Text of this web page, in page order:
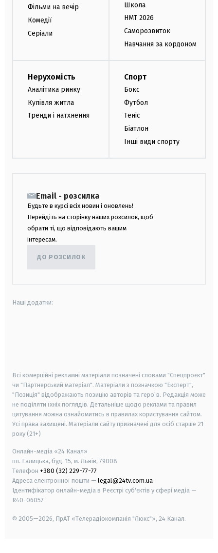
Фільми на вечір
Комедії
Серіали
Школа
НМТ 2026
Саморозвиток
Навчання за кордоном
Нерухомість
Аналітика ринку
Купівля житла
Тренди і натхнення
Спорт
Бокс
Футбол
Теніс
Біатлон
Інші види спорту
Email - розсилка
Будьте в курсі всіх новин і оновлень!
Перейдіть на сторінку наших розсилок, щоб
обрати ті, що відповідають вашим
інтересам.
ДО РОЗСИЛОК
Наші додатки:
Всі комерційні рекламні матеріали позначені словами "Спецпроєкт"
чи "Партнерський матеріал". Матеріали з позначкою "Експерт",
"Позиція" відображають позицію авторів та героїв. Редакція може
не поділяти їхніх поглядів. Детальніше щодо реклами та правил
цитування можна ознайомитись в правилах користування сайтом.
Усі права захищені. Матеріали сайту призначені для осіб старше 21
року (21+)
Онлайн-медіа «24 Канал»
пл. Галицька, буд. 15, м. Львів, 79008
Телефон +380 (32) 229-77-77
Адреса електронної пошти — legal@24tv.com.ua
Ідентифікатор онлайн-медіа в Реєстрі суб'єктів у сфері медіа —
R40-06057
© 2005—2026, ПрАТ «Телерадіокомпанія "Люкс"», 24 Канал.